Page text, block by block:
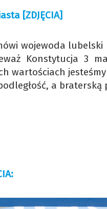
[ZDJĘCIA]
wojewoda lubelski
Konstytucja 3
wartościach
a